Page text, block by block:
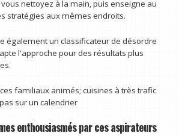
nettoyez à la main, puis enseigne au
stratégies aux mêmes endroits.
également un classificateur de désordre
l'approche pour des résultats plus
familiaux animés; cuisines à très trafic
sur un calendrier
enthousiasmés par ces aspirateurs